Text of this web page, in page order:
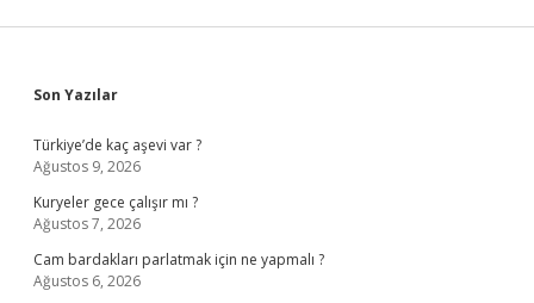
Sidebar
Son Yazılar
Türkiye’de kaç aşevi var ?
Ağustos 9, 2026
Kuryeler gece çalışır mı ?
Ağustos 7, 2026
Cam bardakları parlatmak için ne yapmalı ?
Ağustos 6, 2026